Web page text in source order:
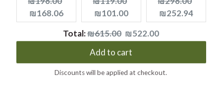
price:
₪168.06
price:
₪101.00
price:
₪252.94
Total:Original
₪615.00 Discounted
₪522.00
Add to cart
Discounts will be applied at checkout.